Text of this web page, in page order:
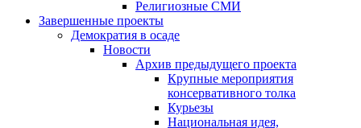
Религиозные СМИ
Завершенные проекты
Демократия в осаде
Новости
Архив предыдущего проекта
Крупные мероприятия
консервативного толка
Курьезы
Национальная идея,